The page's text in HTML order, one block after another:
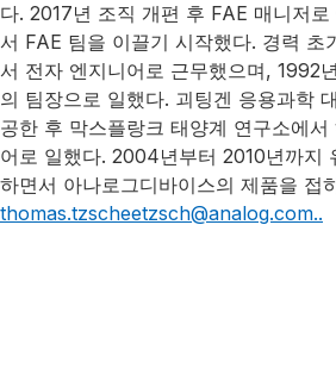
다. 2017년 조직 개편 후 FAE 매니저
서 FAE 팀을 이끌기 시작했다. 경력 초
서 전자 엔지니어로 근무했으며, 1992
의 팀장으로 일했다. 괴팅겐 응용과학
공한 후 막스플랑크 태양계 연구소에
어로 일했다. 2004년부터 2010년까지
하면서 아나로그디바이스의 제품을 접
thomas.tzscheetzsch@analog.com..